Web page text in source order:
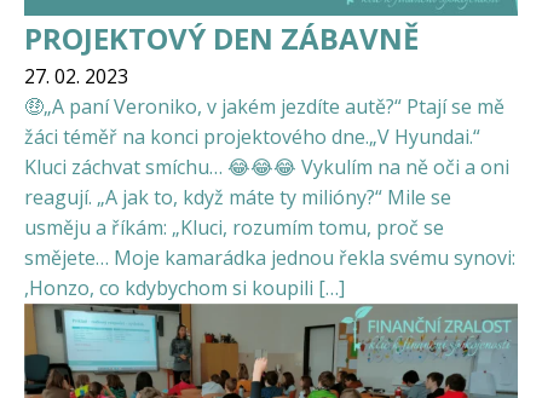
PROJEKTOVÝ DEN ZÁBAVNĚ
27. 02. 2023
🤑„A paní Veroniko, v jakém jezdíte autě?“ Ptají se mě
žáci téměř na konci projektového dne.„V Hyundai.“
Kluci záchvat smíchu… 😂😂😂 Vykulím na ně oči a oni
reagují. „A jak to, když máte ty milióny?“ Mile se
usměju a říkám: „Kluci, rozumím tomu, proč se
smějete… Moje kamarádka jednou řekla svému synovi:
,Honzo, co kdybychom si koupili […]